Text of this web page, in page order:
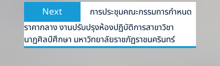
Next
post:
การประชุมคณะกรรมการกำหนด
ราคากลาง งานปรับปรุงห้องปฏิบัติการสาขาวิชา
นาฏศิลป์ศึกษา มหาวิทยาลัยราชภัฏราชนครินทร์